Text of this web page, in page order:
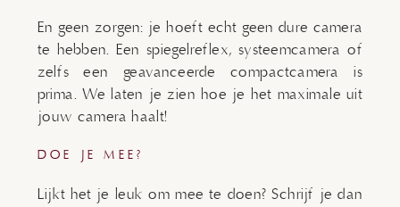
En geen zorgen: je hoeft echt geen dure camera
te hebben. Een spiegelreflex, systeemcamera of
zelfs een geavanceerde compactcamera is
prima. We laten je zien hoe je het maximale uit
jouw camera haalt!
DOE JE MEE?
Lijkt het je leuk om mee te doen? Schrijf je dan